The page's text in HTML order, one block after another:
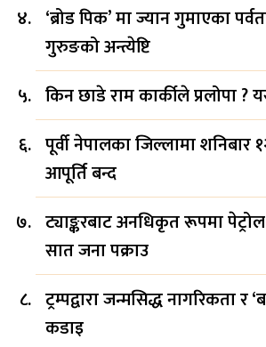
‘ब्रोड पिक’ मा ज्यान गुमाएका
गुरुङको अन्त्येष्टि
किन छाडे राम कार्कीले प्रलोपा ?
पूर्वी नेपालका जिल्लामा शनिबार
आपूर्ति बन्द
ट्याङ्करबाट अनधिकृत रूपमा पेट्रोल
सात जना पक्राउ
ट्रम्पद्वारा जन्मसिद्ध नागरिकता र
कडाइ